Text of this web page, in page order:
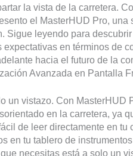
la vista de la carretera.
el MasterHUD Pro,
Sigue leyendo para
en términos de
hacia el futuro de la
Avanzada en Pantalla
un vistazo. Con MasterHUD
en la carretera, ya
de leer directamente en tu
en tu tablero de
necesitas está a solo un